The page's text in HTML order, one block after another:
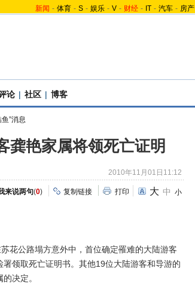
新闻 - 体育 - S - 娱乐 - V - 财经 - IT - 汽车 - 房产
论 | 社区 | 博客
鱼”消息
龚艳家属将领死亡证明
2010年11月01日11:12
来说两句(0) 复制链接 打印 大 中 小
公路塌方意外中，首位确定罹难的大陆游客
领取死亡证明书。其他19位大陆游客和导游的
决定。